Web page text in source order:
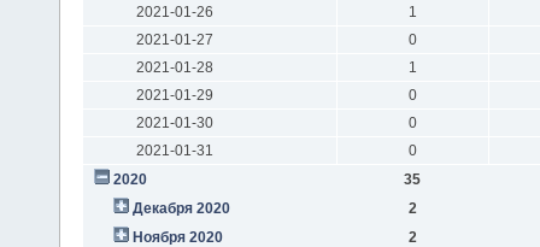
2021-01-26
1
2021-01-27
0
2021-01-28
1
2021-01-29
0
2021-01-30
0
2021-01-31
0
2020
35
Декабря 2020
2
Ноября 2020
2